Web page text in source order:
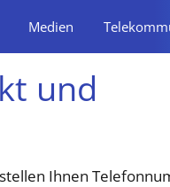
Medien
und
Ihnen